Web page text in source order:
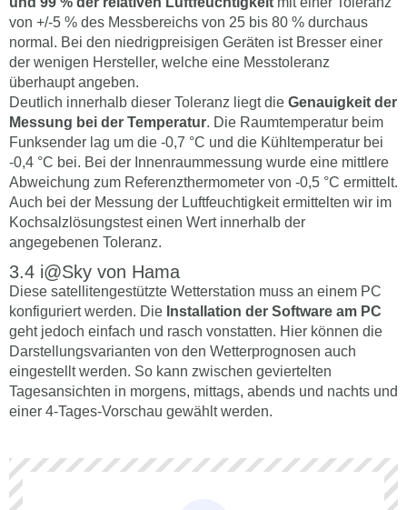
von +/-5 % des Messbereichs von 25 bis 80 % durchaus
normal. Bei den niedrigpreisigen Geräten ist Bresser einer
der wenigen Hersteller, welche eine Messtoleranz
überhaupt angeben.
Deutlich innerhalb dieser Toleranz liegt die Genauigkeit der
Messung bei der Temperatur. Die Raumtemperatur beim
Funksender lag um die -0,7 °C und die Kühltemperatur bei
-0,4 °C bei. Bei der Innenraummessung wurde eine mittlere
Abweichung zum Referenzthermometer von -0,5 °C ermittelt.
Auch bei der Messung der Luftfeuchtigkeit ermittelten wir im
Kochsalzlösungstest einen Wert innerhalb der
angegebenen Toleranz.
i@Sky von Hama
Diese satellitengestützte Wetterstation muss an einem PC
konfiguriert werden. Die Installation der Software am PC
geht jedoch einfach und rasch vonstatten. Hier können die
Darstellungsvarianten von den Wetterprognosen auch
eingestellt werden. So kann zwischen geviertelten
Tagesansichten in morgens, mittags, abends und nachts und
einer 4-Tages-Vorschau gewählt werden.